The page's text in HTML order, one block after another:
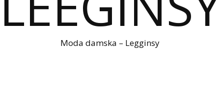
Moda damska – Legginsy